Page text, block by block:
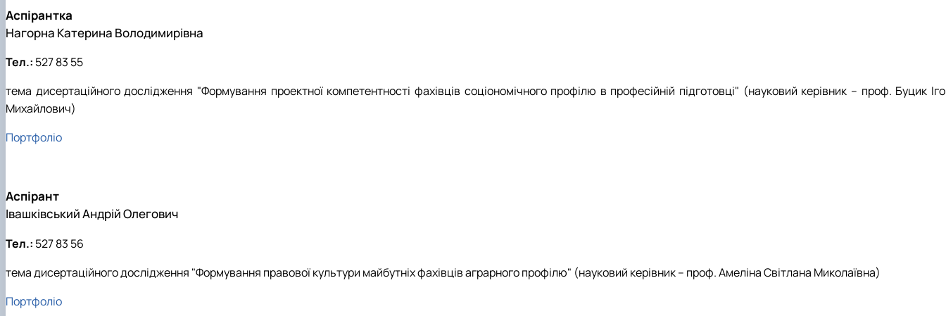
Аспірантка
Нагорна Катерина Володимирівна
Тел.: 527 83 55
тема дисертаційного дослідження "Формування проектної компетентності фахівців соціономічного профілю в професійній підготовці" (науковий керівник – проф. Буцик
Михайлович)
Портфоліо
Аспірант
Івашківський Андрій Олегович
Тел.: 527 83 56
тема дисертаційного дослідження "Формування правової культури майбутніх фахівців аграрного профілю" (науковий керівник – проф. Амеліна Світлана Миколаївна)
Портфоліо